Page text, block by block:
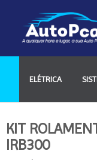
ELÉTRICA
KIT
IRB300